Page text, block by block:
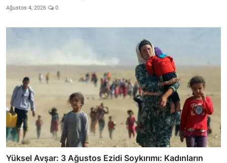
Ağustos 4, 2026 0
Yüksel Avşar: 3 Ağustos Ezidi Soykırımı: Kadınların